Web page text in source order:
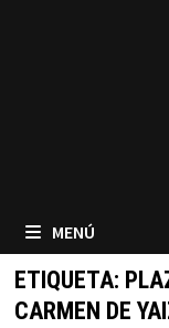
MENÚ
ETIQUETA:
CARMEN DE